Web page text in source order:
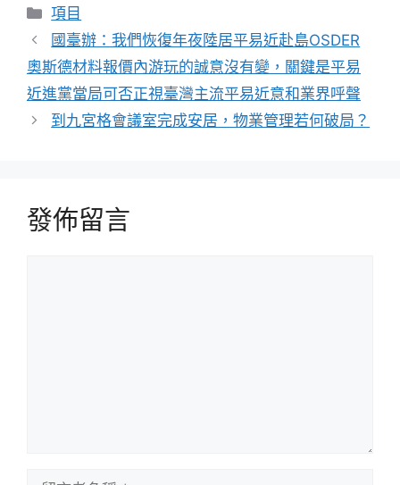
分
類
項目
國臺辦：我們恢復年夜陸居平易近赴島OSDER
奧斯德材料報價內游玩的誠意沒有變，關鍵是平易
近進黨當局可否正視臺灣主流平易近意和業界呼聲
到九宮格會議室完成安居，物業管理若何破局？
發佈留言